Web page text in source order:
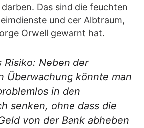
Das sind die feuchten
und der Albtraum,
Orwell gewarnt hat.
Risiko: Neben der
Überwachung könnte man
in den
senken, ohne dass die
von der Bank abheben